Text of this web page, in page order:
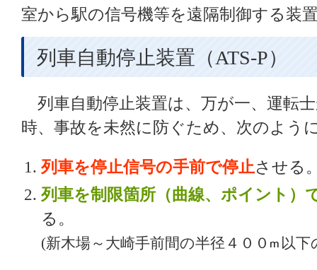
室から駅の信号機等を遠隔制御する装
列車自動停止装置（ATS-P）
列車自動停止装置は、万が一、運転
時、事故を未然に防ぐため、次のよう
列車を停止信号の手前で停止させる
列車を制限箇所（曲線、ポイント）
る。
(新木場～大崎手前間の半径４００ 以下